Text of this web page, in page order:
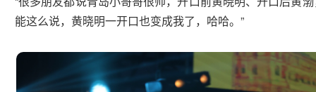
能这么说，黄晓明一开口也变成我了，哈哈。”